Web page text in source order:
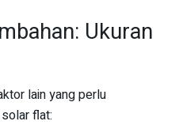
Ukuran
lain yang perlu
flat: